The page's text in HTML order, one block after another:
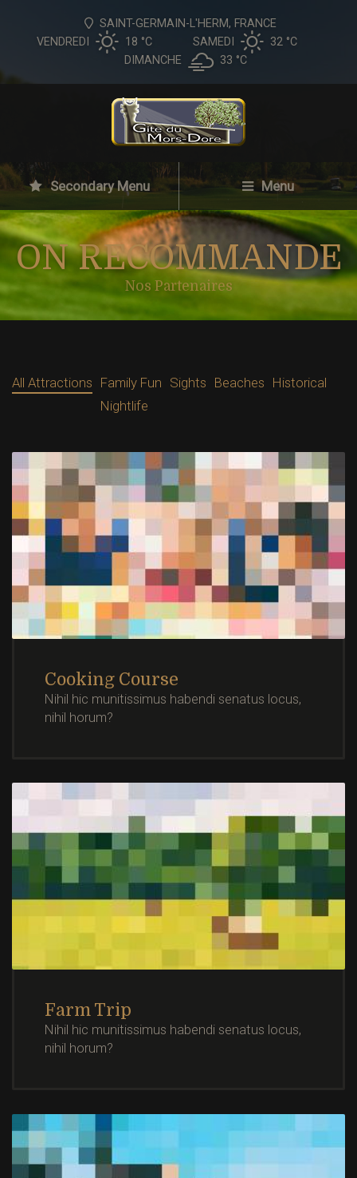
SAINT-GERMAIN-L'HERM, FRANCE
VENDREDI
18 °C SAMEDI 32 °C
DIMANCHE
33 °C
Secondary Menu Menu
ON RECOMMANDE
Nos Partenaires
All Attractions Family Fun Sights Beaches Historical
Nightlife
Cooking Course
Nihil hic munitissimus habendi senatus locus,
nihil horum?
Farm Trip
Nihil hic munitissimus habendi senatus locus,
nihil horum?